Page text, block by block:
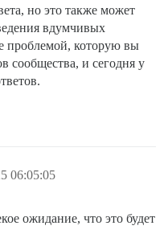
но это также может
вдумчивых
проблемой, которую вы
сообщества, и сегодня у
06:05:05
ожидание, что это будет